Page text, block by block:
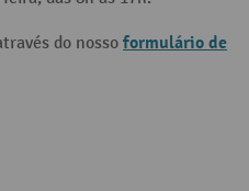
do nosso formulário de